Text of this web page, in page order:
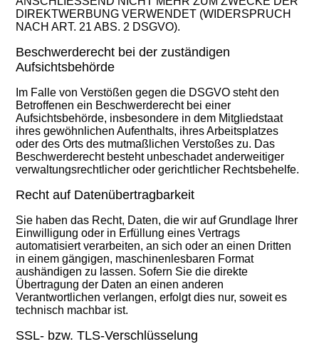
DIREKTWERBUNG VERWENDET (WIDERSPRUCH
NACH ART. 21 ABS. 2 DSGVO).
Beschwerderecht bei der zuständigen
Aufsichtsbehörde
Im Falle von Verstößen gegen die DSGVO steht den
Betroffenen ein Beschwerderecht bei einer
Aufsichtsbehörde, insbesondere in dem Mitgliedstaat
ihres gewöhnlichen Aufenthalts, ihres Arbeitsplatzes
oder des Orts des mutmaßlichen Verstoßes zu. Das
Beschwerderecht besteht unbeschadet anderweitiger
verwaltungsrechtlicher oder gerichtlicher Rechtsbehelfe.
Recht auf Datenübertragbarkeit
Sie haben das Recht, Daten, die wir auf Grundlage Ihrer
Einwilligung oder in Erfüllung eines Vertrags
automatisiert verarbeiten, an sich oder an einen Dritten
in einem gängigen, maschinenlesbaren Format
aushändigen zu lassen. Sofern Sie die direkte
Übertragung der Daten an einen anderen
Verantwortlichen verlangen, erfolgt dies nur, soweit es
technisch machbar ist.
SSL- bzw. TLS-Verschlüsselung